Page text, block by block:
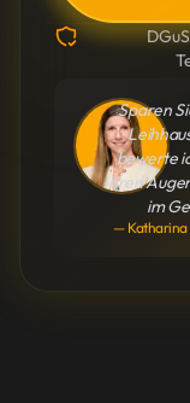
Sparen
bewerte
Ihren
im
— Katharina